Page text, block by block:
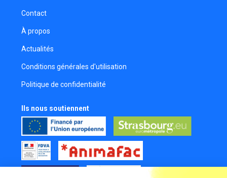
Nathalie Tuleff
Comédienne
Sacha Valentin
Perchiste son
Anais Demange
Comédienne
Sylvia Lorentz
Assistante réalisateur
Alexis Sarremejane
Réalisateur
Contact
À propos
Actualités
Conditions générales d'utilisation
Politique de confidentialité
Ils nous soutiennent